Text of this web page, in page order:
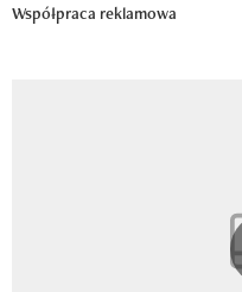
Współpraca reklamowa